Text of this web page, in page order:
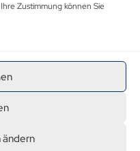
Zustimmung können Sie
ändern